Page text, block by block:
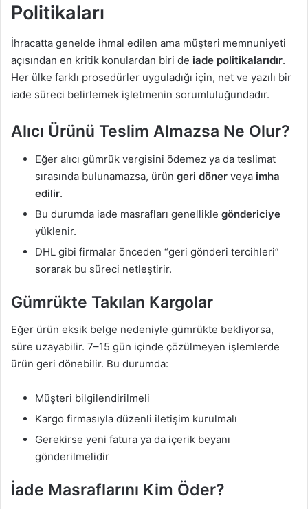
Politikaları
İhracatta genelde ihmal edilen ama müşteri memnuniyeti
açısından en kritik konulardan biri de iade politikalarıdır.
Her ülke farklı prosedürler uyguladığı için, net ve yazılı bir
iade süreci belirlemek işletmenin sorumluluğundadır.
Alıcı Ürünü Teslim Almazsa Ne Olur?
Eğer alıcı gümrük vergisini ödemez ya da teslimat
sırasında bulunamazsa, ürün geri döner veya imha
edilir.
Bu durumda iade masrafları genellikle göndericiye
yüklenir.
DHL gibi firmalar önceden “geri gönderi tercihleri”
sorarak bu süreci netleştirir.
Gümrükte Takılan Kargolar
Eğer ürün eksik belge nedeniyle gümrükte bekliyorsa,
süre uzayabilir. 7–15 gün içinde çözülmeyen işlemlerde
ürün geri dönebilir. Bu durumda:
Müşteri bilgilendirilmeli
Kargo firmasıyla düzenli iletişim kurulmalı
Gerekirse yeni fatura ya da içerik beyanı
gönderilmelidir
İade Masraflarını Kim Öder?